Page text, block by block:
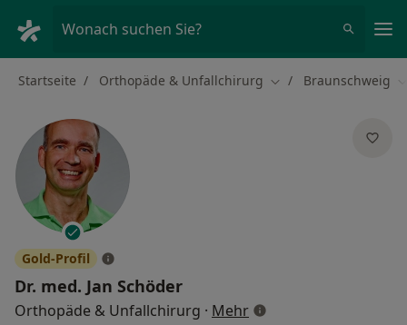
Wonach suchen Sie?
Startseite Orthopäde & Unfallchirurg Stadt ändern
Braunschweig
Gold-Profil
Dr. med. Jan Schöder
Orthopäde & Unfallchirurg · Mehrüber Spezialisierungen